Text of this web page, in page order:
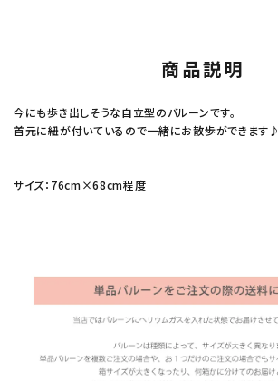
商品説明
今にも歩き出しそうな自立型のバルーンです。
首元に紐が付いているので一緒にお散歩ができます♪
サイズ：76cm×68cm程度